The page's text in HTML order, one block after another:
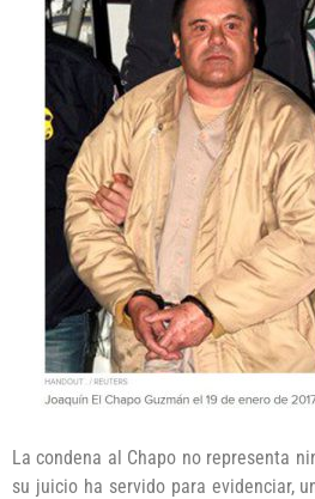
La condena al Chapo no representa
su juicio ha servido para evidenciar,